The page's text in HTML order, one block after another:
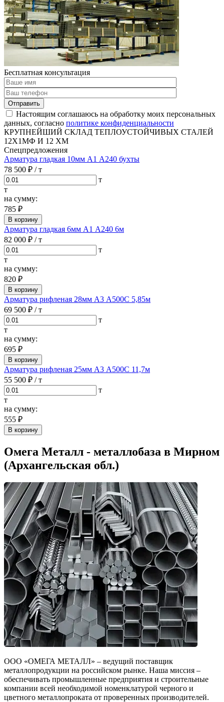
Бесплатная консультация
Отправить
Настоящим соглашаюсь на обработку моих персональных
данных, согласно политике конфиденциальности
КРУПНЕЙШИЙ СКЛАД ТЕПЛОУСТОЙЧИВЫХ СТАЛЕЙ
12Х1МФ И 12 ХМ
Спецпредложения
Арматура гладкая 10мм А1 А240 бухты
78 500 ₽ / т
т
т
на сумму:
785 ₽
В корзину
Арматура гладкая 6мм А1 А240 6м
82 000 ₽ / т
т
т
на сумму:
820 ₽
В корзину
Арматура рифленая 28мм А3 А500С 5,85м
69 500 ₽ / т
т
т
на сумму:
695 ₽
В корзину
Арматура рифленая 25мм А3 А500С 11,7м
55 500 ₽ / т
т
т
на сумму:
555 ₽
В корзину
Омега Металл - металлобаза в Мирном
(Архангельская обл.)
ООО «ОМЕГА МЕТАЛЛ» – ведущий поставщик
металлопродукции на российском рынке. Наша миссия –
обеспечивать промышленные предприятия и строительные
компании всей необходимой номенклатурой черного и
цветного металлопроката от проверенных производителей.